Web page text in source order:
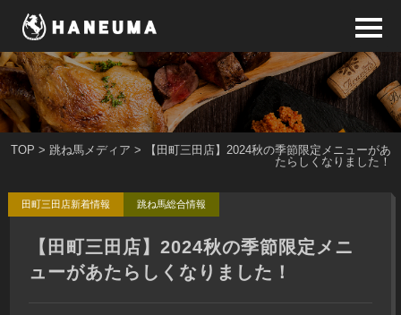
TOP > 跳ね馬メディア > 【田町三田店】2024秋の季節限定メニューがあ
たらしくなりました！
田町三田店新着情報 跳ね馬総合情報
【田町三田店】2024秋の季節限定メニ
ューがあたらしくなりました！